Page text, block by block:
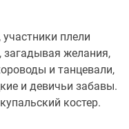
плели
загадывая желания,
и танцевали,
и девичьи забавы.
костер.